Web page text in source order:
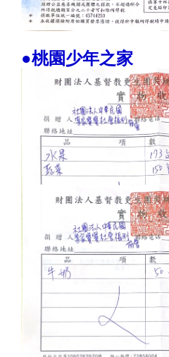
●桃園少年之家